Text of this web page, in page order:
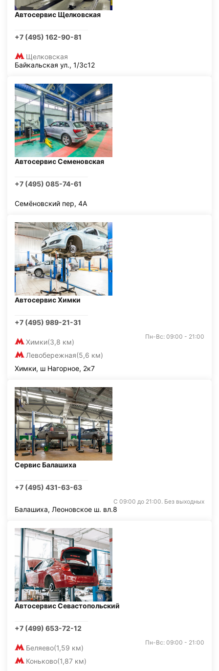
Автосервис Щелковская
+7 (495) 162-90-81
Щелковская
Байкальская ул., 1/3с12
Автосервис Семеновская
+7 (495) 085-74-61
Семёновский пер, 4А
Автосервис Химки
+7 (495) 989-21-31
Химки(3,8 км)
Левобережная(5,6 км)
Пн-Вс: 09:00 - 21:00
Химки, ш Нагорное, 2к7
Сервис Балашиха
+7 (495) 431-63-63
С 09:00 до 21:00. Без выходных
Балашиха, Леоновское ш. вл.8
Автосервис Севастопольский
+7 (499) 653-72-12
Беляево(1,59 км)
Коньково(1,87 км)
Пн-Вс: 09:00 - 21:00